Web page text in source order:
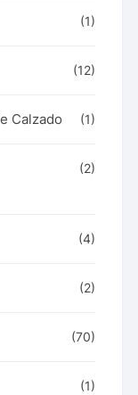
(1)
(12)
Calzado (1)
(2)
(4)
(2)
(70)
(1)